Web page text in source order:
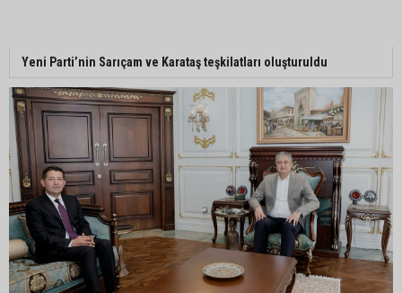
Adanalı NASA astronotu Deniz Burnham uzaya
Kozan’da üreticilere yangın ve anız uyarısı
Ceyhan’da yağlık ayçiçeği hasadı başladı
Yeni Parti’nin Sarıçam ve Karataş teşkilatları oluşturuldu